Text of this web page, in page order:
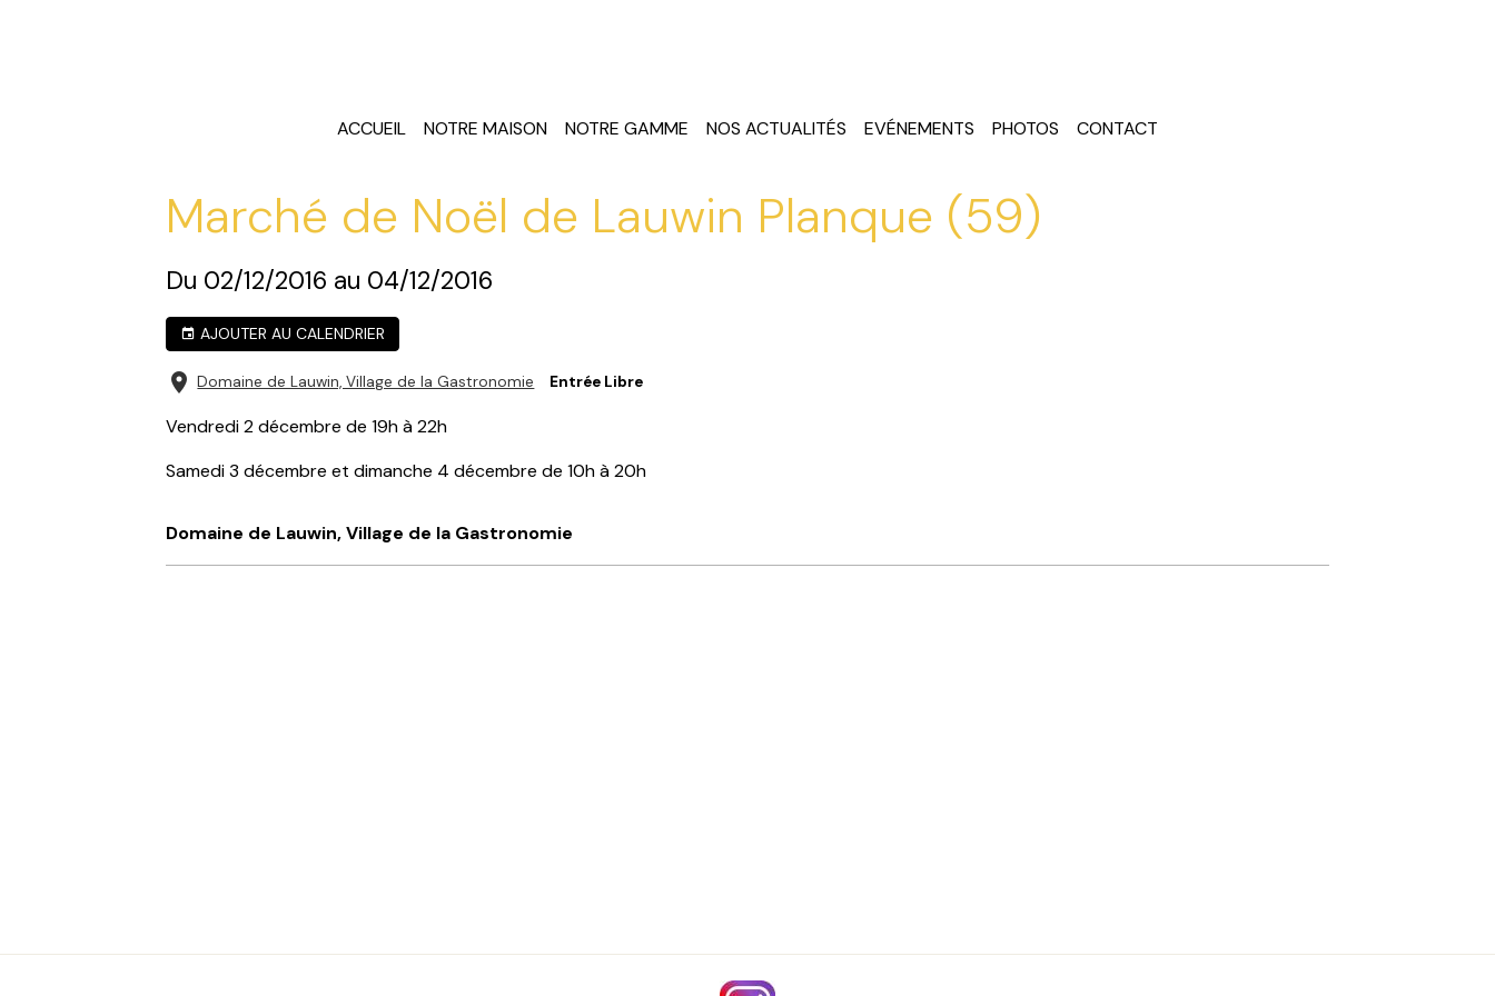
ACCUEIL NOTRE MAISON NOTRE GAMME NOS ACTUALITÉS EVÉNEMENTS PHOTOS CONTACT
Marché de Noël de Lauwin Planque (59)
Du 02/12/2016 au 04/12/2016
AJOUTER AU CALENDRIER
Domaine de Lauwin, Village de la Gastronomie Entrée Libre
Vendredi 2 décembre de 19h à 22h
Samedi 3 décembre et dimanche 4 décembre de 10h à 20h
Domaine de Lauwin, Village de la Gastronomie